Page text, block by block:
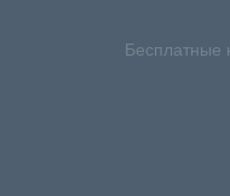
Бесплатные